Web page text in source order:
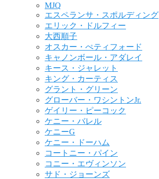
MJQ
エスペランサ・スポルディング
エリック・ドルフィー
大西順子
オスカー・ぺティフォード
キャノンボール・アダレイ
キース・ジャレット
キング・カーティス
グラント・グリーン
グローバー・ワシントンJr.
ゲイリー・ピーコック
ケニー・バレル
ケニーG
ケニー・ドーハム
コートニー・パイン
コニー・エヴィンソン
サド・ジョーンズ